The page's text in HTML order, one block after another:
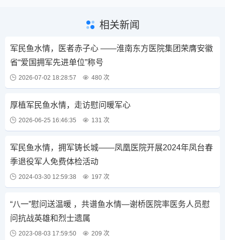
相关新闻
军民鱼水情，医者赤子心 ——淮南东方医院集团荣膺安徽
省“爱国拥军先进单位”称号
2026-07-02 18:28:57 480 次
厚植军民鱼水情，走访慰问暖军心
2026-06-25 16:46:35 131 次
军民鱼水情，拥军铸长城——凤凰医院开展2024年凤台春
季退役军人免费体检活动
2024-03-30 12:59:38 197 次
“八一”慰问送温暖 ，共谱鱼水情—谢桥医院率医务人员慰
问抗战英雄和烈士遗属
2023-08-03 17:59:50 209 次